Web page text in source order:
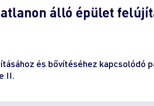
álló épület
és bővítéséhez
II.